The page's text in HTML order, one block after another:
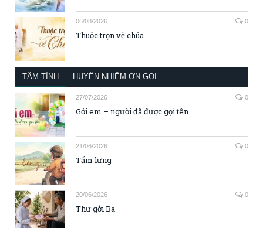
06/08/2026 0
Thuộc trọn về chúa
TÂM TÌNH HUYỀN NHIỆM ƠN GỌI
27/07/2026 0
Gởi em – người đã được gọi tên
21/06/2026 0
Tấm lưng
20/06/2026 0
Thư gởi Ba